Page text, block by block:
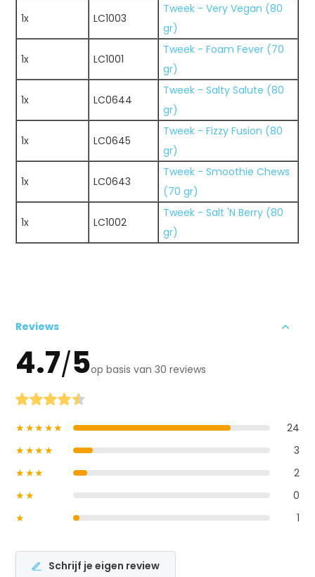
1x LC1003
Tweek - Very Vegan (80
gr)
1x LC1001
Tweek - Foam Fever (70
gr)
1x LC0644
Tweek - Salty Salute (80
gr)
1x LC0645
Tweek - Fizzy Fusion (80
gr)
1x LC0643
Tweek - Smoothie Chews
(70 gr)
1x LC1002
Tweek - Salt 'N Berry (80
gr)
Reviews
4.7/5op basis van 30 reviews
★★★★★
24
★★★★
3
★★★
2
★★
0
★
1
Schrijf je eigen review